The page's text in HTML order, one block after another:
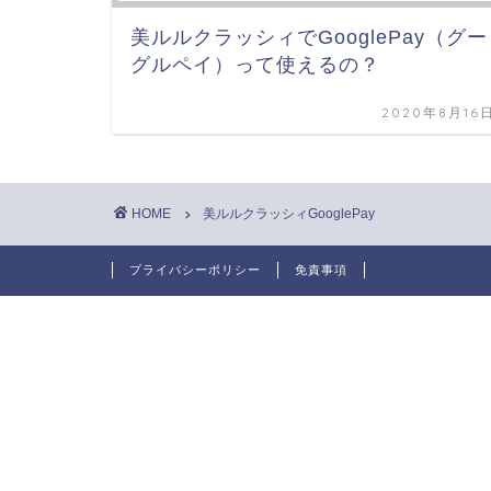
美ルルクラッシィでGooglePay（グー
グルペイ）って使えるの？
2020年8月16
HOME 美ルルクラッシィGooglePay
プライバシーポリシー 免責事項